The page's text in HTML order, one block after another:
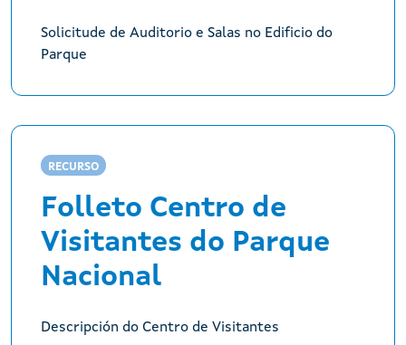
Solicitude de Auditorio e Salas no Edificio do
Parque
RECURSO
Folleto Centro de
Visitantes do Parque
Nacional
Descripción do Centro de Visitantes